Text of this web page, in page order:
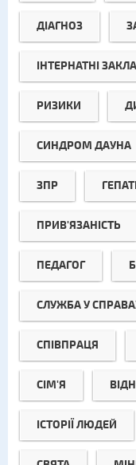
ДІАГНОЗ
ІНТЕРНАТНІ
РИЗИКИ
СИНДРОМ ДАУНА
ЗПР
ПРИВ'ЯЗАНІСТЬ
ПЕДАГОГ
СЛУЖБА У
СПІВПРАЦЯ
СІМ'Я
ІСТОРІЇ ЛЮДЕЙ